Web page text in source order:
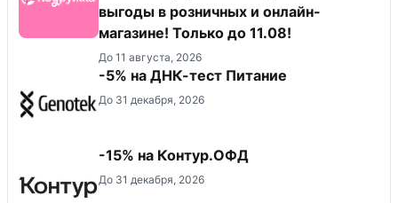
выгоды в розничных и онлайн-
магазине! Только до 11.08!
До 11 августа, 2026
-5% на ДНК-тест Питание
До 31 декабря, 2026
-15% на Контур.ОФД
До 31 декабря, 2026